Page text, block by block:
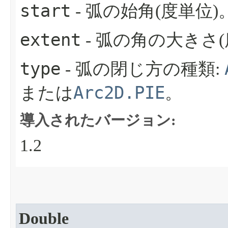
start - 弧の始角(度単位)
extent - 弧の角の大きさ
type - 弧の閉じ方の種類:
またはArc2D.PIE。
導入されたバージョン:
1.2
Double